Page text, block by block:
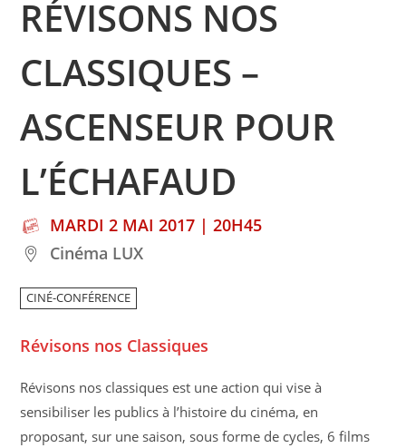
RÉVISONS NOS
CLASSIQUES –
ASCENSEUR POUR
L’ÉCHAFAUD
MARDI 2 MAI 2017 | 20H45
Cinéma LUX
CINÉ-CONFÉRENCE
Révisons nos Classiques
Révisons nos classiques est une action qui vise à
sensibiliser les publics à l’histoire du cinéma, en
proposant, sur une saison, sous forme de cycles, 6 films